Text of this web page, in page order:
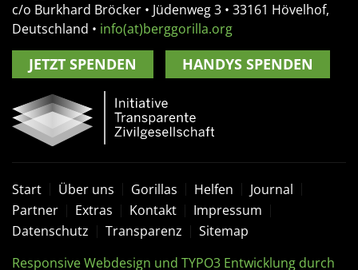
c/o Burkhard Bröcker • Jüdenweg 3 • 33161 Hövelhof,
Deutschland • info(at)berggorilla.org
JETZT SPENDEN HANDYS SPENDEN
Start Über uns Gorillas Helfen
Journal
Partner
Extras Kontakt
Impressum
Datenschutz
Transparenz
Sitemap
Responsive Webdesign und TYPO3 Entwicklung durch